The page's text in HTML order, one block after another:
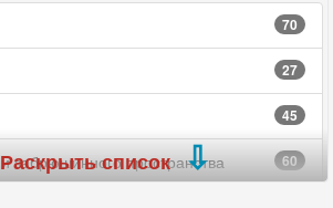
70
27
45
забрюшинного пространства 60
Раскрыть список